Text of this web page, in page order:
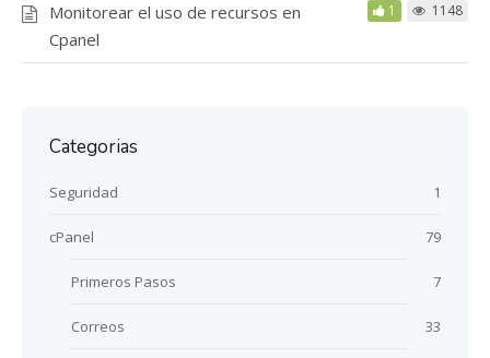
Monitorear el uso de recursos en
Cpanel
1 1148
Categorias
Seguridad 1
cPanel 79
Primeros Pasos 7
Correos 33